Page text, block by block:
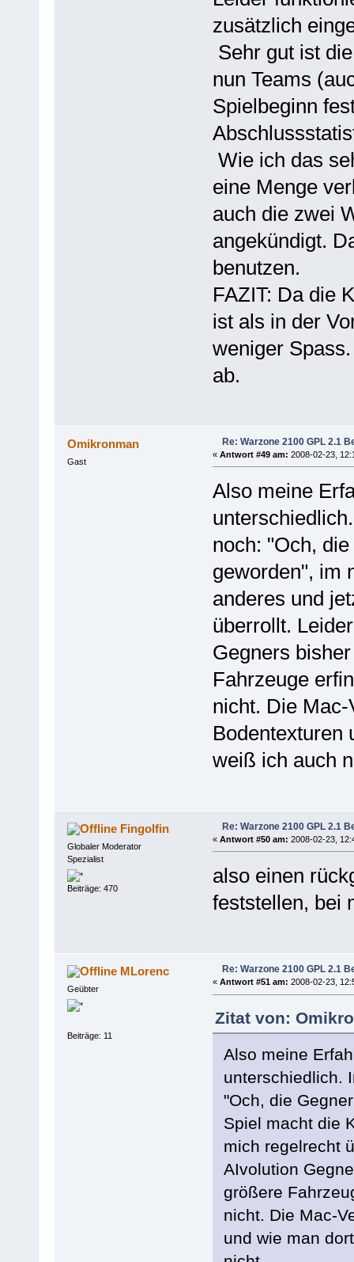
zusätzlich
Sehr gut ist
nun Teams
Spielbeginn
Wie ich das
eine Menge
auch die zwei
angekündigt.
benutzen.
FAZIT: Da die
ist als in der
weniger
ab.
Omikronman
Gast
Re: Warzone 2100 GPL 2.1
« Antwort #49 am: 2008-02-23,
Also meine
noch: "Och,
geworden", im
anderes und
überrollt.
Gegners
Fahrzeuge
nicht. Die
Bodentexturen
weiß ich auch
Fingolfin
Globaler Moderator
Spezialist
Beiträge: 470
Re: Warzone 2100 GPL 2.1
« Antwort #50 am: 2008-02-23,
also einen
feststellen, bei
MLorenc
Geübter
Beiträge: 11
Re: Warzone 2100 GPL 2.1
« Antwort #51 am: 2008-02-23,
Zitat von:
Also meine
unterschiedlich.
"Och, die
Spiel macht die
mich regelrecht
AIvolution
größere
nicht. Die Mac-
und wie man